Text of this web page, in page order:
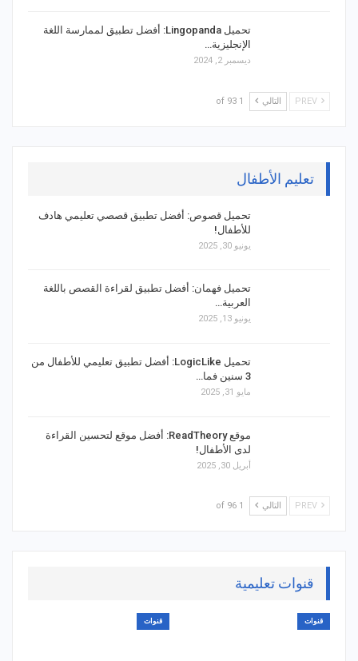
تحميل Lingopanda: أفضل تطبيق لممارسة اللغة
الإنجليزية…
ديسمبر 2, 2024
التالي 1 of 93
تعليم الأطفال
تحميل قصوص: أفضل تطبيق قصصي تعليمي هادف
للأطفال!
يونيو 30, 2025
تحميل فهمان: أفضل تطبيق لقراءة القصص باللغة
العربية…
يونيو 13, 2025
تحميل LogicLike: أفضل تطبيق تعليمي للأطفال من
3 سنين فما…
مايو 31, 2025
موقع ReadTheory: أفضل موقع لتحسين القراءة
لدى الأطفال!
أبريل 30, 2025
التالي 1 of 96
قنوات تعليمية
قنوات قنوات